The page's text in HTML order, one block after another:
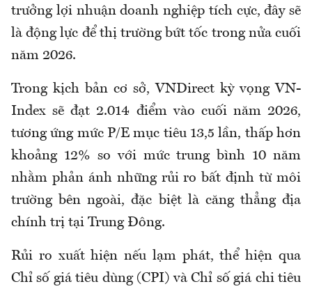
trưởng lợi nhuận doanh nghiệp tích cực, đây sẽ
là động lực để thị trường bứt tốc trong nửa cuối
năm 2026.
Trong kịch bản cơ sở, VNDirect kỳ vọng VN-
Index sẽ đạt 2.014 điểm vào cuối năm 2026,
tương ứng mức P/E mục tiêu 13,5 lần, thấp hơn
khoảng 12% so với mức trung bình 10 năm
nhằm phản ánh những rủi ro bất định từ môi
trường bên ngoài, đặc biệt là căng thẳng địa
chính trị tại Trung Đông.
Rủi ro xuất hiện nếu lạm phát, thể hiện qua
Chỉ số giá tiêu dùng (CPI) và Chỉ số giá chi tiêu